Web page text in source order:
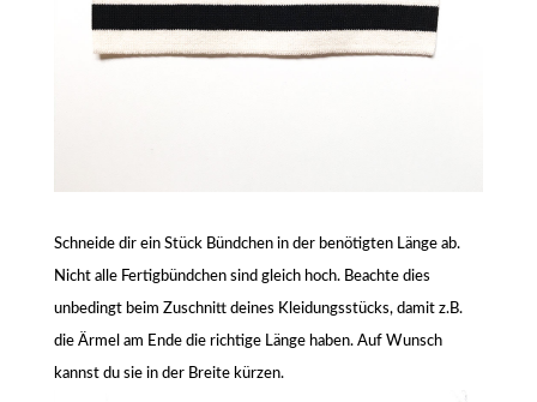
Schneide dir ein Stück Bündchen in der benötigten Länge ab.
Nicht alle Fertigbündchen sind gleich hoch. Beachte dies
unbedingt beim Zuschnitt deines Kleidungsstücks, damit z.B.
die Ärmel am Ende die richtige Länge haben. Auf Wunsch
kannst du sie in der Breite kürzen.